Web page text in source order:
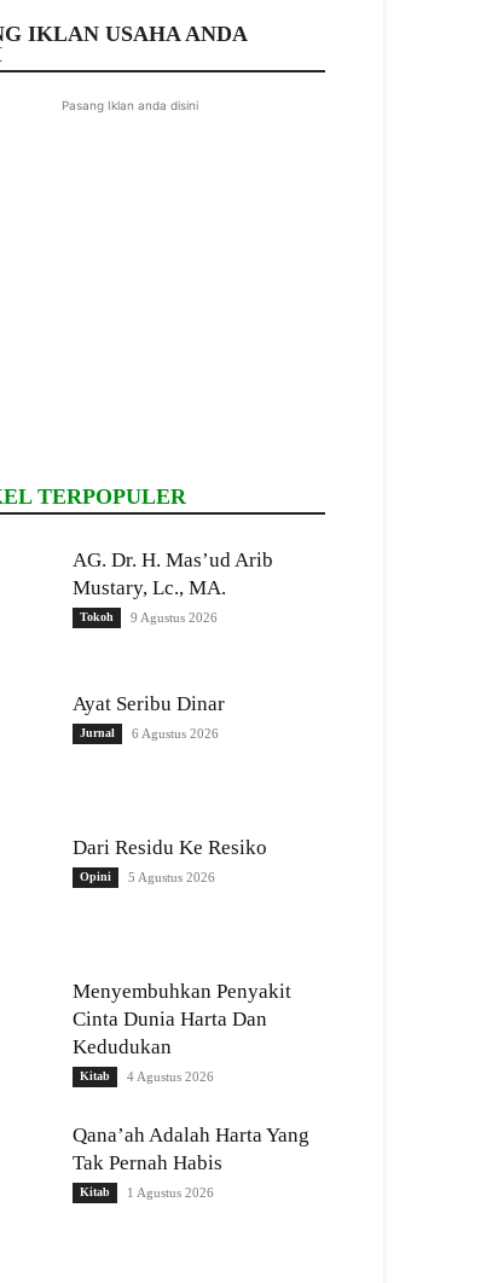
IKLAN USAHA ANDA
Pasang Iklan anda disini
TERPOPULER
AG. Dr. H. Mas’ud Arib
Mustary, Lc., MA.
Tokoh 9 Agustus 2026
Ayat Seribu Dinar
Jurnal 6 Agustus 2026
Dari Residu Ke Resiko
Opini 5 Agustus 2026
Menyembuhkan Penyakit
Cinta Dunia Harta Dan
Kedudukan
Kitab 4 Agustus 2026
Qana’ah Adalah Harta Yang
Tak Pernah Habis
Kitab 1 Agustus 2026